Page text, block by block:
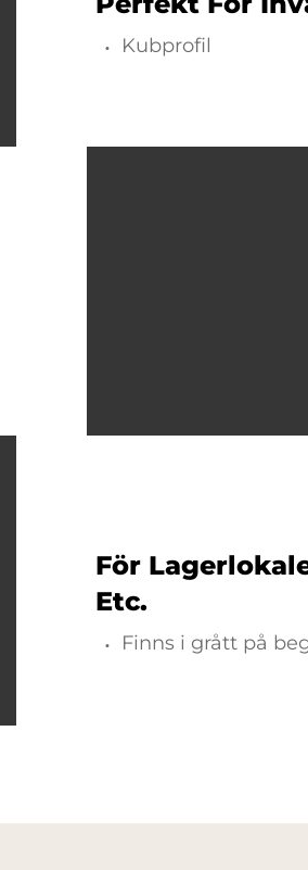
Kubprofil
För
Etc.
Finns i grått på